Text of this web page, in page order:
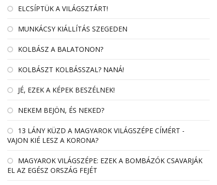
ELCSÍPTÜK A VILÁGSZTÁRT!
MUNKÁCSY KIÁLLÍTÁS SZEGEDEN
KOLBÁSZ A BALATONON?
KOLBÁSZT KOLBÁSSZAL? NANÁ!
JÉ, EZEK A KÉPEK BESZÉLNEK!
NEKEM BEJÖN, ÉS NEKED?
13 LÁNY KÜZD A MAGYAROK VILÁGSZÉPE CÍMÉRT -
VAJON KIÉ LESZ A KORONA?
MAGYAROK VILÁGSZÉPE: EZEK A BOMBÁZÓK CSAVARJÁK
EL AZ EGÉSZ ORSZÁG FEJÉT